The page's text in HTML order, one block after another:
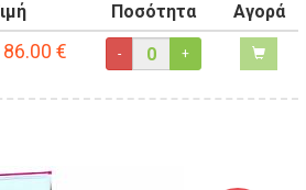
Ποσότητα
Αγορά
86.00€ - +